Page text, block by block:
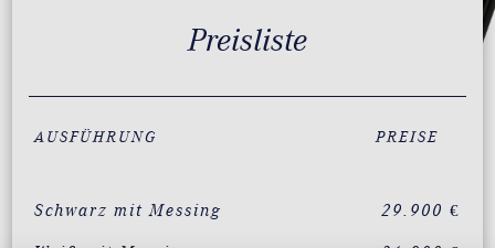
Preisliste
AUSFÜHRUNG PREISE
Schwarz mit Messing 29.900 €